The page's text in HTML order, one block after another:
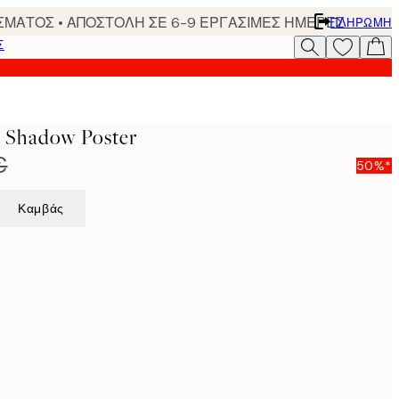
• ΑΠΟΣΤΟΛΗ ΣΕ 6-9 ΕΡΓΑΣΙΜΕΣ ΗΜΕΡΕΣΠΛΗΡΩΜΉ
Poster
50%*
Καμβάς